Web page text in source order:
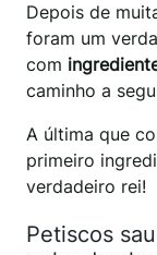
Depois de
foram um
com
caminho a
A última que
primeiro
verdadeiro rei!
Petiscos